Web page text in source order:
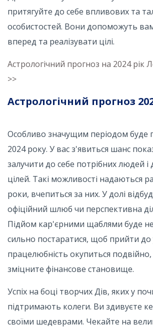
притягуйте до себе впливових та
особистостей. Вони допоможуть
вперед та реалізувати цілі.
Астрологічний прогноз на 2024 рік
>>
Астрологічний прогноз
Особливо значущим періодом буде
2024 року. У вас з'явиться шанс
залучити до себе потрібних людей і
цілей. Такі можливості надаються
роки, вчепиться за них. У долі
офіційний шлюб чи перспективна
Підйом кар'єрними щаблями буде
сильно постаратися, щоб прийти до
працелюбність окупиться
зміцните фінансове становище.
Успіх на боці творчих Дів, яких у
підтримають колеги. Ви здивуєте
своїми шедеврами. Чекайте на